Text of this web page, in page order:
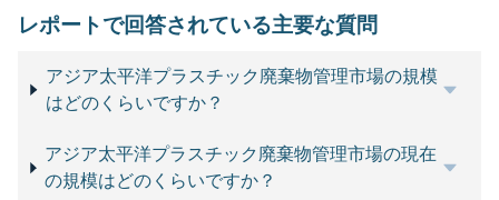
レポートで回答されている主要な質問
アジア太平洋プラスチック廃棄物管理市場の規模
はどのくらいですか？
アジア太平洋プラスチック廃棄物管理市場の現在
の規模はどのくらいですか？